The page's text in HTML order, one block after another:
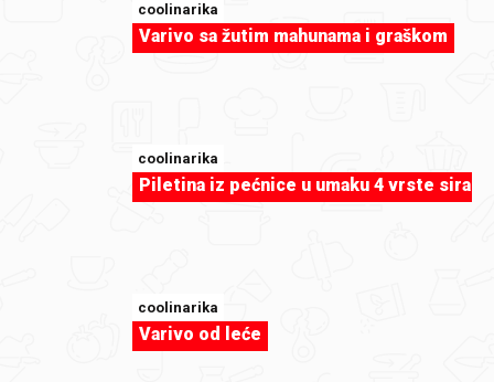
coolinarika
Varivo sa žutim mahunama i graškom
coolinarika
Piletina iz pećnice u umaku 4 vrste sira
coolinarika
Varivo od leće